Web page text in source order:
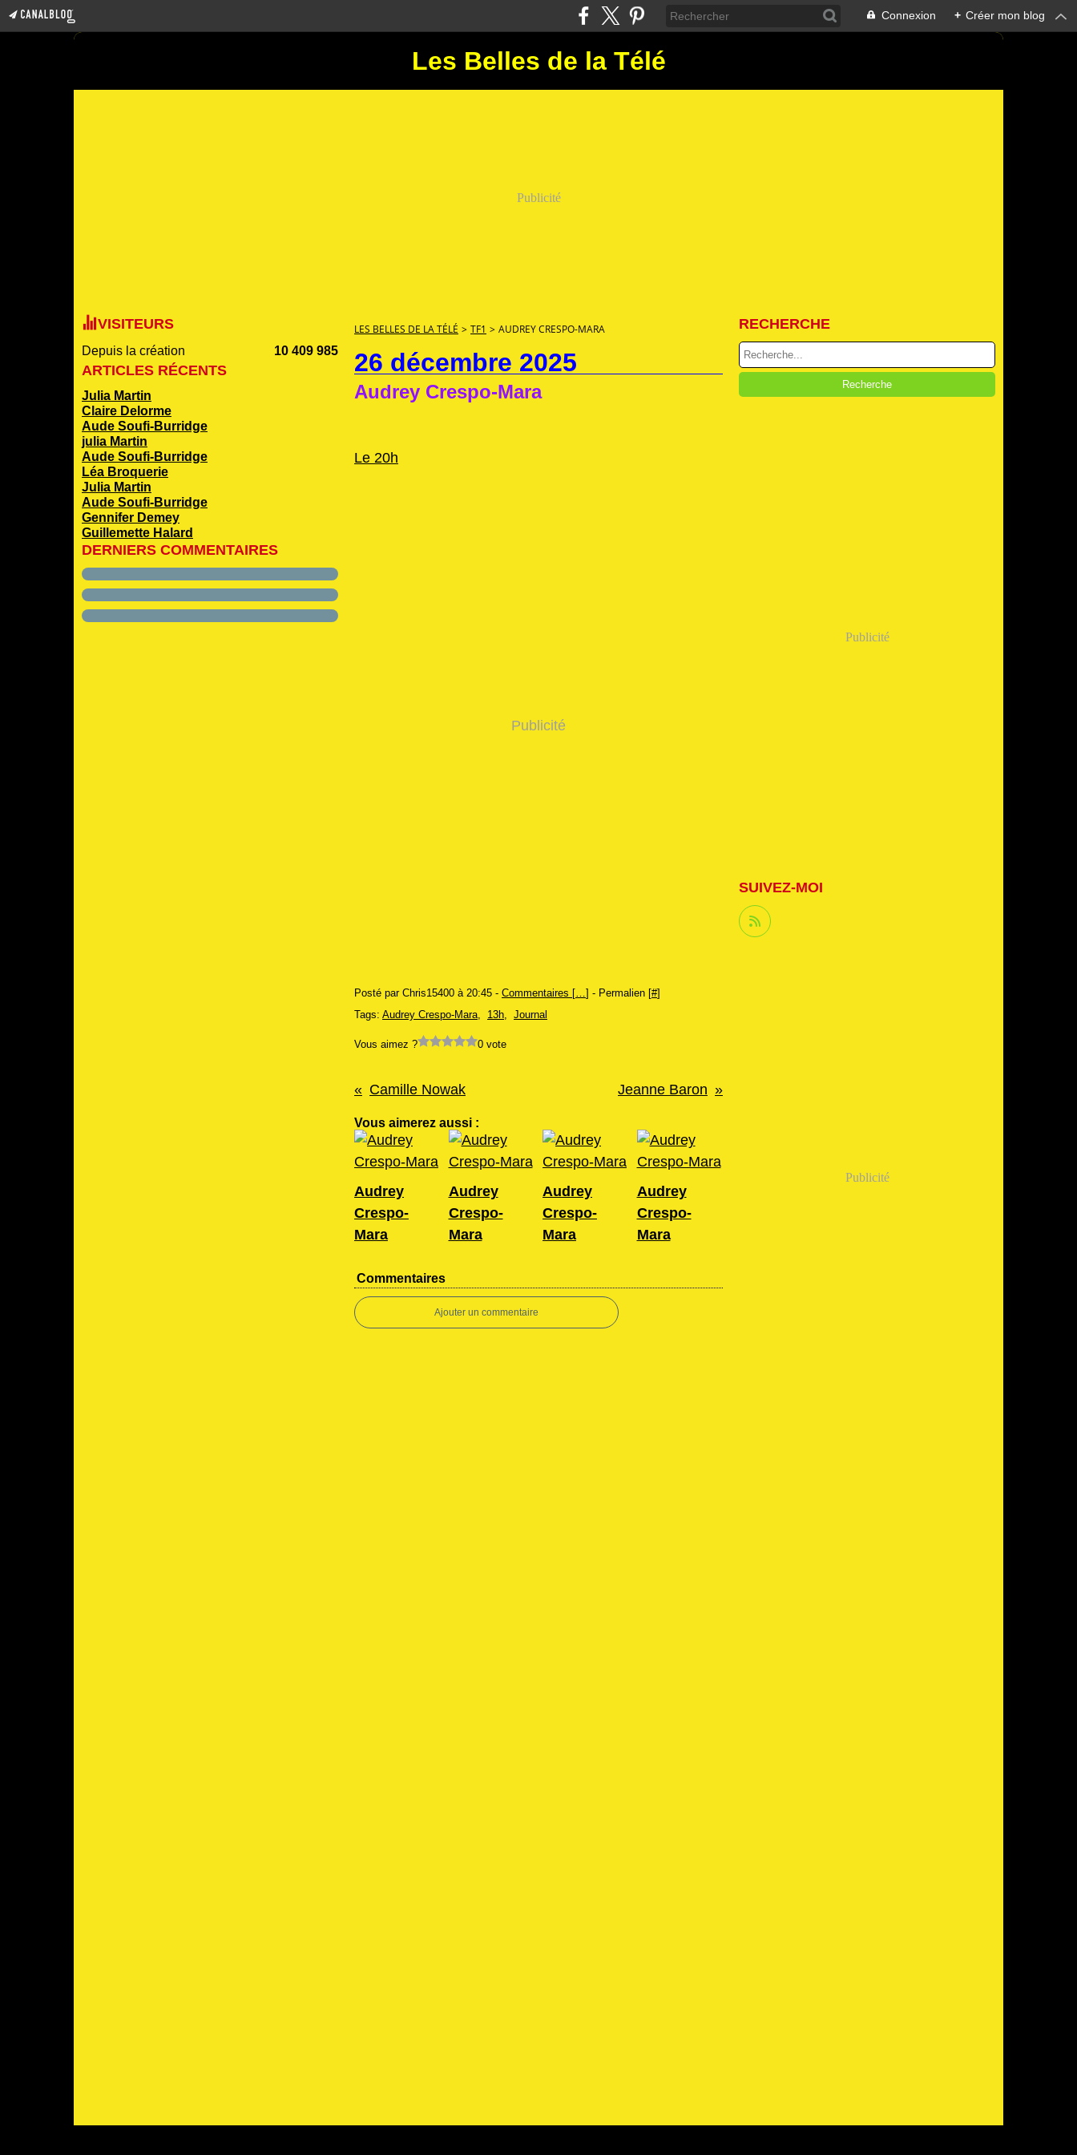
Connexion + Créer mon blog
Les Belles de la Télé
Publicité
VISITEURS
Depuis la création 10 409 985
ARTICLES RÉCENTS
Julia Martin
Claire Delorme
Aude Soufi-Burridge
julia Martin
Aude Soufi-Burridge
Léa Broquerie
Julia Martin
Aude Soufi-Burridge
Gennifer Demey
Guillemette Halard
DERNIERS COMMENTAIRES
LES BELLES DE LA TÉLÉ > TF1 > AUDREY CRESPO-MARA
26 décembre 2025
Audrey Crespo-Mara
Le 20h
Publicité
Posté par Chris15400 à 20:45 - Commentaires […] - Permalien [#]
Tags: Audrey Crespo-Mara, 13h, Journal
Vous aimez ? 0 vote
Camille Nowak Jeanne Baron
Vous aimerez aussi :
Audrey
Crespo-
Mara
Audrey
Crespo-
Mara
Audrey
Crespo-
Mara
Audrey
Crespo-
Mara
Commentaires
Ajouter un commentaire
RECHERCHE
Publicité
SUIVEZ-MOI
Publicité